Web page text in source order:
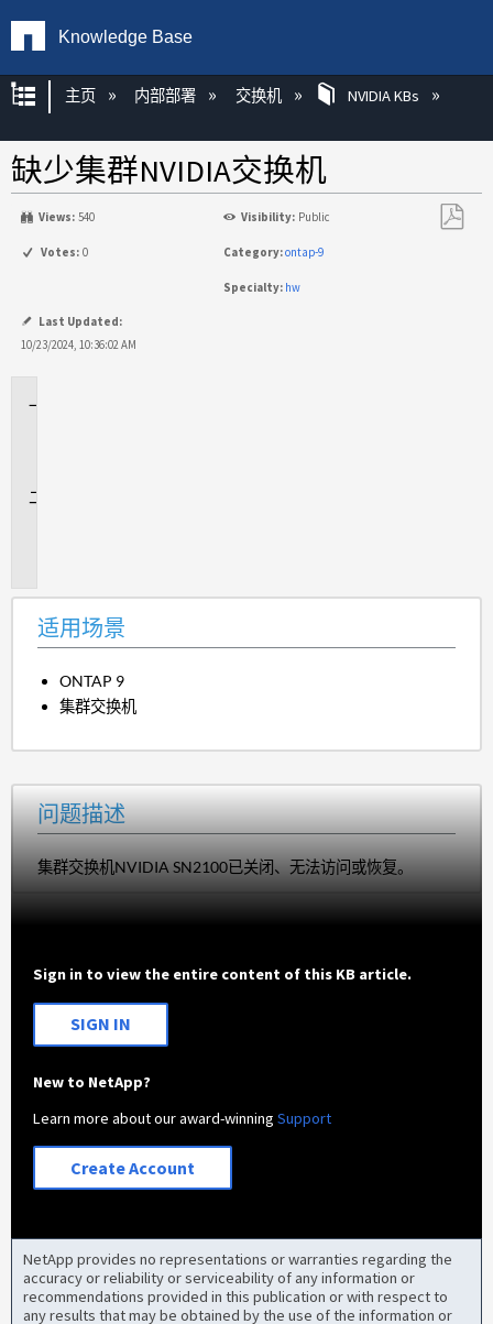
Knowledge Base
扩展/隐缩全局层次
主页 内部部署 交换机 NVIDIA KBs
缺少集群NVIDIA交换机
Views: 540 Visibility: Public
Votes: 0 Category:ontap-9
Specialty: hw
Last Updated:
10/23/2024, 10:36:02 AM
适用场景
ONTAP 9
集群交换机
问题描述
集群交换机NVIDIA SN2100已关闭、无法访问或恢复。
Sign in to view the entire content of this KB article.
SIGN IN
New to NetApp?
Learn more about our award-winningSupport
Create Account
NetApp provides no representations or warranties regarding the
accuracy or reliability or serviceability of any information or
recommendations provided in this publication or with respect to
any results that may be obtained by the use of the information or